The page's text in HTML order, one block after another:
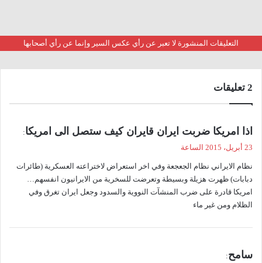
التعليقات المنشورة لا تعبر عن رأي عكس السير وإنما عن رأي أصحابها
‫2 تعليقات
ي
ل
اذا امريكا ضربت ايران قايران كيف ستصل الى امريكا:
23 أبريل، 2015 الساعة
نظام الايراني نظام الجعجعة وفي اخر استعراض لاختراعته العسكرية (طائرات
دبابات) ظهرت هزيلة وبسيطة وتعرضت للسخرية من الايرانيون انفسهم…
امريكا قادرة على ضرب المنشآت النووية والسدود وجعل ايران تغرق وفي
الظلام ومن غير ماء
يسامح: